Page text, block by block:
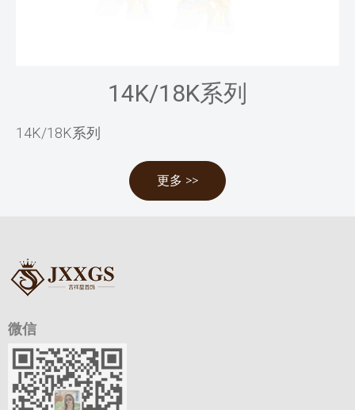
14K/18K系列
14K/18K系列
更多 >>
微信